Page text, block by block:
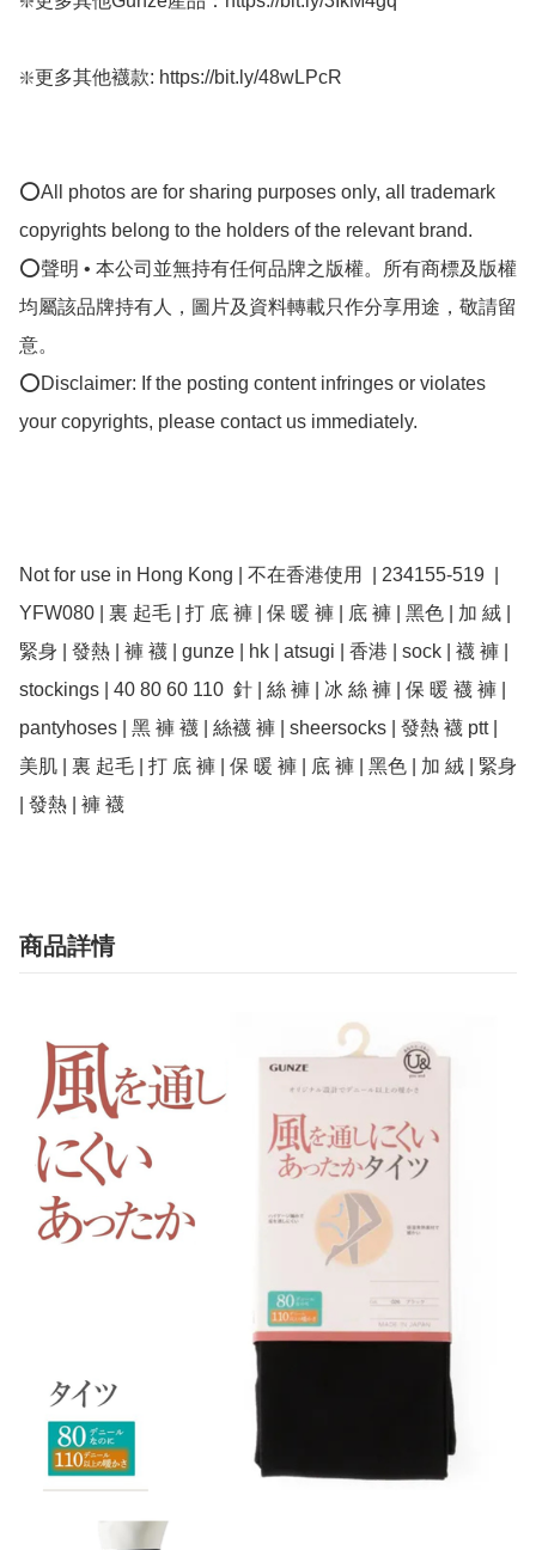
❇️更多其他襪款: https://bit.ly/48wLPcR
⭕All photos are for sharing purposes only, all trademark
copyrights belong to the holders of the relevant brand.
⭕聲明 • 本公司並無持有任何品牌之版權。所有商標及版權
均屬該品牌持有人，圖片及資料轉載只作分享用途，敬請留
意。
⭕Disclaimer: If the posting content infringes or violates
your copyrights, please contact us immediately.
Not for use in Hong Kong | 不在香港使用  | 234155-519  |
YFW080 | 裏 起毛 | 打 底 褲 | 保 暖 褲 | 底 褲 | 黑色 | 加 絨 |
緊身 | 發熱 | 褲 襪 | gunze | hk | atsugi | 香港 | sock | 襪 褲 |
stockings | 40 80 60 110  針 | 絲 褲 | 冰 絲 褲 | 保 暖 襪 褲 |
pantyhoses | 黑 褲 襪 | 絲襪 褲 | sheersocks | 發熱 襪 ptt |
美肌 | 裏 起毛 | 打 底 褲 | 保 暖 褲 | 底 褲 | 黑色 | 加 絨 | 緊身
| 發熱 | 褲 襪
商品詳情